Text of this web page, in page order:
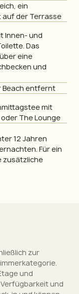
ein
auf der Terrasse
Innen- und
Das
eine
und
Beach entfernt
mit
The Lounge
12 Jahren
Für ein
zusätzliche
zur
und
und